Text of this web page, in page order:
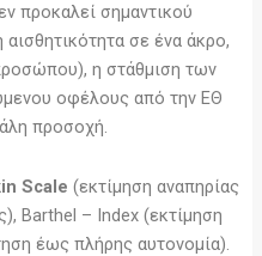
προκαλεί σημαντικού
σε ένα άκρο,
η στάθμιση των
οφέλους από την ΕΘ
προσοχή.
Scale (εκτίμηση αναπηρίας
Barthel – Index (εκτίμηση
έως πλήρης αυτονομία).